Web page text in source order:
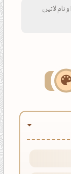
رنگ سبز فسفری با کد هگزادسیمال D2DE32 و نام لاتین